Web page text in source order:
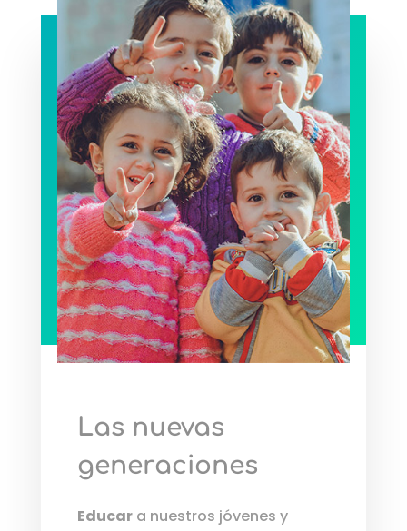
Las nuevas
generaciones
Educar a nuestros jóvenes y